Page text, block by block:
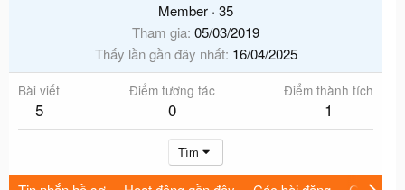
Member · 35
Tham gia 05/03/2019
Thấy lần gần đây nhất 16/04/2025
Bài viết
5
Điểm tương tác
0
Điểm thành tích
1
Tìm